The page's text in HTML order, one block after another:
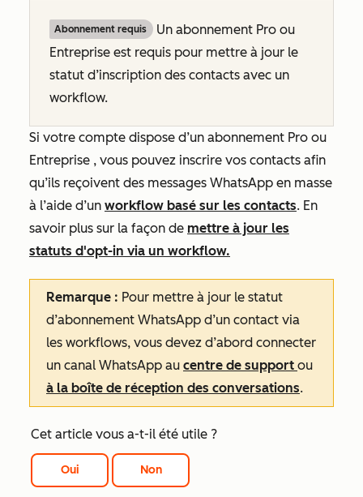
Abonnement requis Un abonnement Pro ou
Entreprise est requis pour mettre à jour le
statut d’inscription des contacts avec un
workflow.
Si votre compte dispose d’un abonnement Pro ou
Entreprise , vous pouvez inscrire vos contacts afin
qu’ils reçoivent des messages WhatsApp en masse
à l’aide d’un workflow basé sur les contacts. En
savoir plus sur la façon de mettre à jour les
statuts d'opt-in via un workflow.
Remarque : Pour mettre à jour le statut
d’abonnement WhatsApp d’un contact via
les workflows, vous devez d’abord connecter
un canal WhatsApp au centre de support ou
à la boîte de réception des conversations.
Cet article vous a-t-il été utile ?
Oui Non